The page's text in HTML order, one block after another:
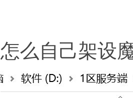
怎么自己架设